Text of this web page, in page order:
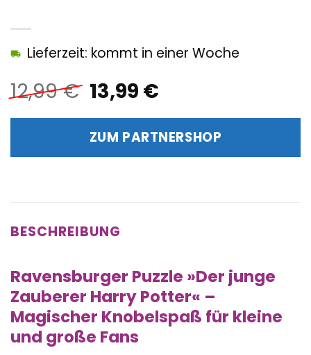
12,99€ Ursprünglicher
Preis
war:
12,99 €
13,99 €Aktueller
ist:
13,99 €.
Lieferzeit: kommt in einer Woche
ZUM PARTNERSHOP
BESCHREIBUNG
Ravensburger Puzzle »Der junge
Zauberer Harry Potter« –
Magischer Knobelspaß für kleine
und große Fans